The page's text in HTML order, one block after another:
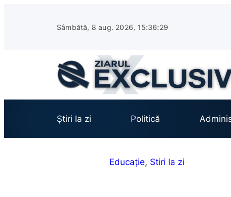
Sâmbătă, 8 aug. 2026, 15:36:30
Știri la zi Politică
Educație, Stiri la zi